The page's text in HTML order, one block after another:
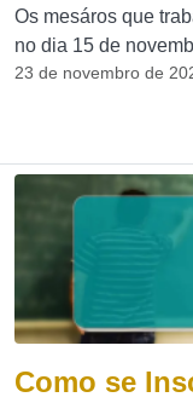
Os mesáros que
no dia 15 de
23 de novembro de
Como se